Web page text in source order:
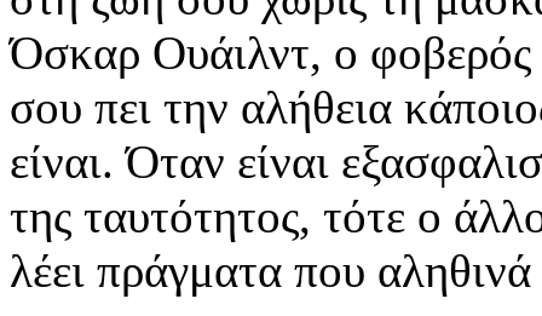
Όσκαρ Ουάιλντ, ο φοβερός
σου πει την αλήθεια
είναι. Όταν είναι
της ταυτότητος, τότε ο
λέει πράγματα που